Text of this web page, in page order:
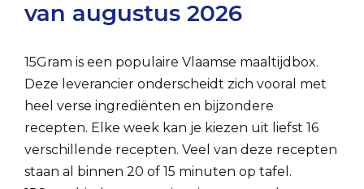
van augustus 2026
15Gram is een populaire Vlaamse maaltijdbox.
Deze leverancier onderscheidt zich vooral met
heel verse ingrediënten en bijzondere
recepten. Elke week kan je kiezen uit liefst 16
verschillende recepten. Veel van deze recepten
staan al binnen 20 of 15 minuten op tafel.